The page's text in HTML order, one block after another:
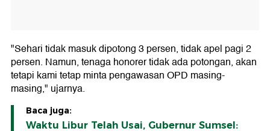
"Sehari tidak masuk dipotong 3 persen, tidak apel pagi 2
persen. Namun, tenaga honorer tidak ada potongan, akan
tetapi kami tetap minta pengawasan OPD masing-
masing," ujarnya.
Baca juga:
Waktu Libur Telah Usai, Gubernur Sumsel: